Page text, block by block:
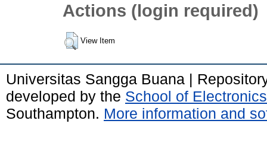
Actions (login required)
View Item
Universitas Sangga Buana |
developed by the School of
Southampton. More information and